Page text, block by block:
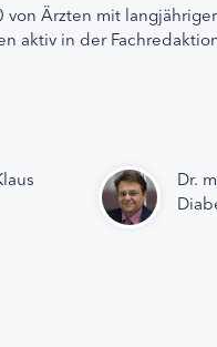
Ärzten mit
aktiv in der
Dr.